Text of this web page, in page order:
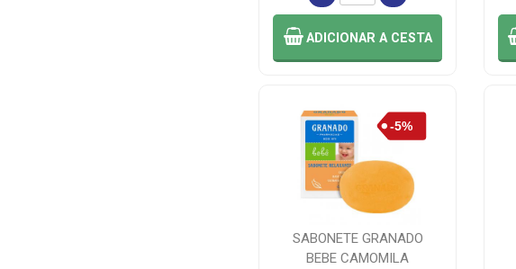
ADICIONAR A CESTA
SABONETE GRANADO
BEBE CAMOMILA